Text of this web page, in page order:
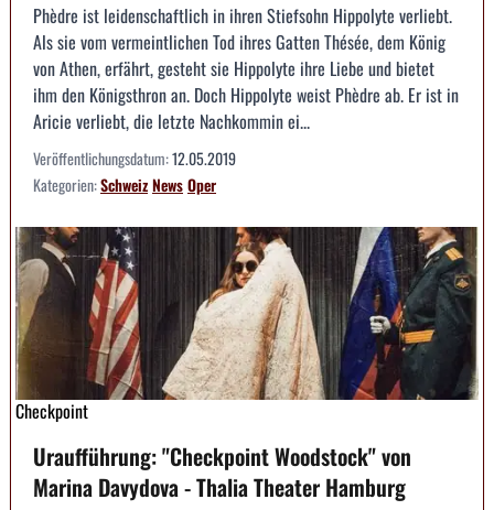
Phèdre ist leidenschaftlich in ihren Stiefsohn Hippolyte verliebt.
Als sie vom vermeintlichen Tod ihres Gatten Thésée, dem König
von Athen, erfährt, gesteht sie Hippolyte ihre Liebe und bietet
ihm den Königsthron an. Doch Hippolyte weist Phèdre ab. Er ist in
Aricie verliebt, die letzte Nachkommin ei...
Veröffentlichungsdatum:12.05.2019
Kategorien:SchweizNewsOper
Checkpoint
Uraufführung: "Checkpoint Woodstock" von
Marina Davydova - Thalia Theater Hamburg